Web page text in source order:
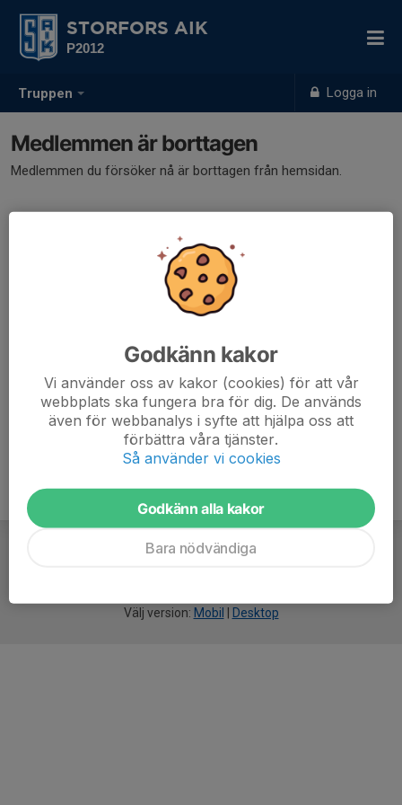
Truppen Logga in
STORFORS AIK
P2012
Medlemmen är borttagen
Medlemmen du försöker nå är borttagen från hemsidan.
Välj version: Mobil Desktop
Godkänn kakor
Vi använder oss av kakor (cookies) för att vår
webbplats ska fungera bra för dig. De används
även för webbanalys i syfte att hjälpa oss att
förbättra våra tjänster.
Så använder vi cookies
Godkänn alla kakor
Bara nödvändiga